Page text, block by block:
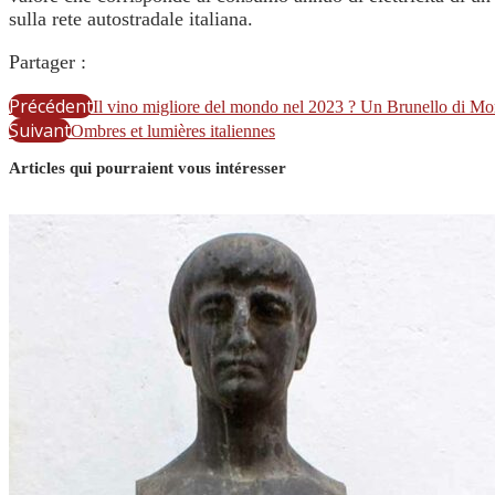
sulla rete autostradale italiana.
Partager :
PrécédentIl vino migliore del mondo nel 2023 ? Un Brunello di
SuivantOmbres et lumières italiennes
Articles qui pourraient vous intéresser